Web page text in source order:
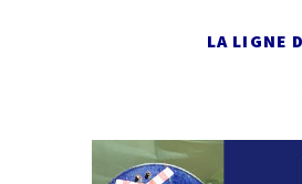
LA LIGNE